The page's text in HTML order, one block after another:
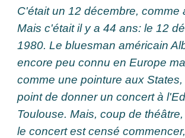
C'était un 12 décembre, comme
Mais c'était il y a 44 ans: le 12
1980. Le bluesman américain
encore peu connu en Europe
comme une pointure aux States,
point de donner un concert à
Toulouse. Mais, coup de
le concert est censé